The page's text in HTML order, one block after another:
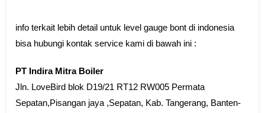
info terkait lebih detail untuk level gauge bont di indonesia
bisa hubungi kontak service kami di bawah ini :
PT Indira Mitra Boiler
Jln. LoveBird blok D19/21 RT12 RW005 Permata
Sepatan,Pisangan jaya ,Sepatan, Kab. Tangerang, Banten-